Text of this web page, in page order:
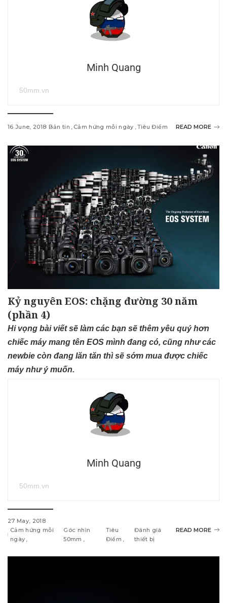
Minh Quang
50mm.vn
16 June, 2018 Bản tin Cảm hứng mỗi ngày Tiêu Điểm READ MORE
Kỷ nguyên EOS: chặng đường 30 năm
(phần 4)
Hi vọng bài viết sẽ làm các bạn sẽ thêm yêu quý hơn
chiếc máy mang tên EOS mình đang có, cũng như các
newbie còn đang lăn tăn thì sẽ sớm mua được chiếc
máy như ý muốn.
Minh Quang
50mm.vn
27 May, 2018
Cảm hứng mỗi
ngày
Góc nhìn
50mm
Tiêu
Điểm
Đánh giá
thiết bị
READ MORE